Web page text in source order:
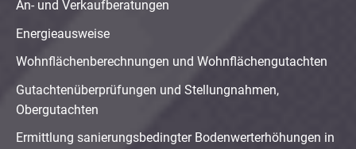
An- und Verkaufberatungen
Energieausweise
Wohnflächenberechnungen und Wohnflächengutachten
Gutachtenüberprüfungen und Stellungnahmen,
Obergutachten
Ermittlung sanierungsbedingter Bodenwerterhöhungen in